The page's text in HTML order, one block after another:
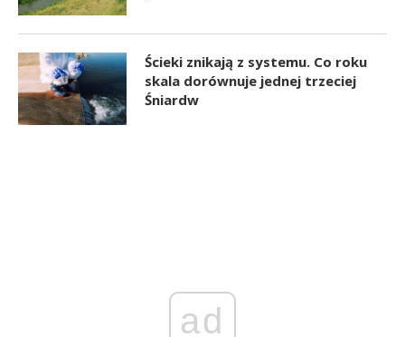
Ścieki znikają z systemu. Co roku
skala dorównuje jednej trzeciej
Śniardw
ad